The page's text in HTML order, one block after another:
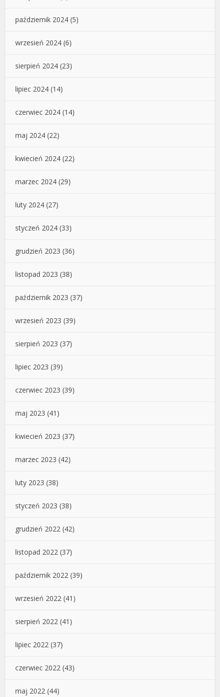
październik 2024 (5)
wrzesień 2024 (6)
sierpień 2024 (23)
lipiec 2024 (14)
czerwiec 2024 (14)
maj 2024 (22)
kwiecień 2024 (22)
marzec 2024 (29)
luty 2024 (27)
styczeń 2024 (33)
grudzień 2023 (36)
listopad 2023 (38)
październik 2023 (37)
wrzesień 2023 (39)
sierpień 2023 (37)
lipiec 2023 (39)
czerwiec 2023 (39)
maj 2023 (41)
kwiecień 2023 (37)
marzec 2023 (42)
luty 2023 (38)
styczeń 2023 (38)
grudzień 2022 (42)
listopad 2022 (37)
październik 2022 (39)
wrzesień 2022 (41)
sierpień 2022 (41)
lipiec 2022 (37)
czerwiec 2022 (43)
maj 2022 (44)